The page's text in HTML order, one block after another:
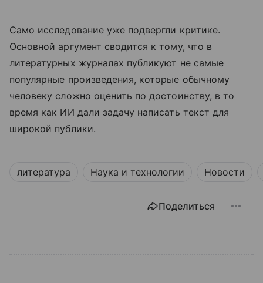
Само исследование уже подвергли критике.
Основной аргумент сводится к тому, что в
литературных журналах публикуют не самые
популярные произведения, которые обычному
человеку сложно оценить по достоинству, в то
время как ИИ дали задачу написать текст для
широкой публики.
литература Наука и технологии Новости
Поделиться